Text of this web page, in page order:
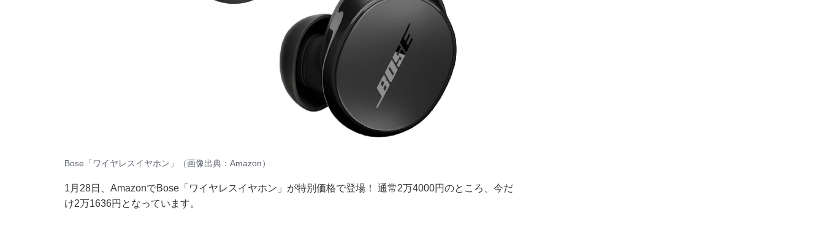
Bose「ワイヤレスイヤホン」（画像出典：Amazon）
1月28日、AmazonでBose「ワイヤレスイヤホン」が特別価格で登場！ 通常2万4000円のところ、今だ
け2万1636円となっています。